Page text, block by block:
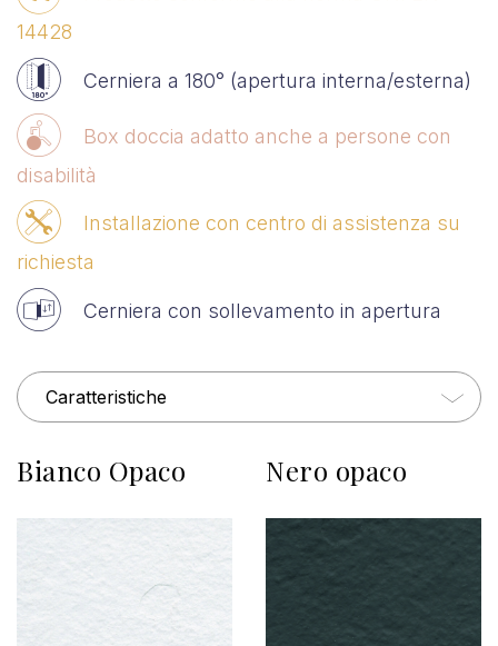
14428
Cerniera a 180° (apertura interna/esterna)
Box doccia adatto anche a persone con
disabilità
Installazione con centro di assistenza su
richiesta
Cerniera con sollevamento in apertura
Caratteristiche
Bianco Opaco Nero opaco